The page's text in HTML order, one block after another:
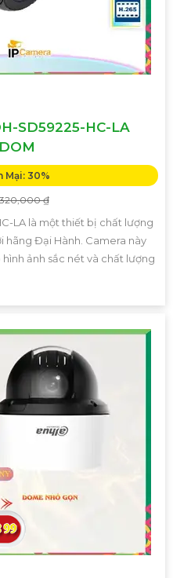
SD59225-HC-LA
Mại: 30%
₫
LA là một thiết bị chất lượng
hãng Đại Hành. Camera này
ảnh sắc nét và chất lượng